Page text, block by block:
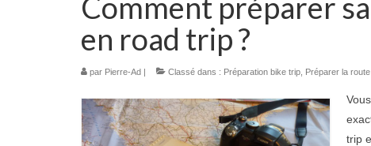
en road trip ?
par Pierre-Ad | Classé dans : Préparation bike trip Préparer la route
trip